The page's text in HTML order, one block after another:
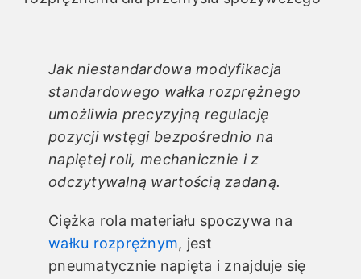
Jak niestandardowa modyfikacja
standardowego wałka rozprężnego
umożliwia precyzyjną regulację
pozycji wstęgi bezpośrednio na
napiętej roli, mechanicznie i z
odczytywalną wartością zadaną.
Ciężka rola materiału spoczywa na
wałku rozprężnym, jest
pneumatycznie napięta i znajduje się